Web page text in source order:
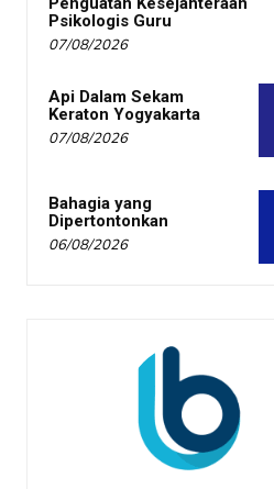
Psikologis Guru
07/08/2026
Api Dalam Sekam
Keraton Yogyakarta
07/08/2026
Bahagia yang
Dipertontonkan
06/08/2026